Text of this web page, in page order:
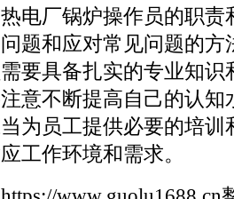
电厂锅炉操作员的职责
题和应对常见问题的方
要具备扎实的专业知识
意不断提高自己的认知
为员工提供必要的培训
工作环境和需求。